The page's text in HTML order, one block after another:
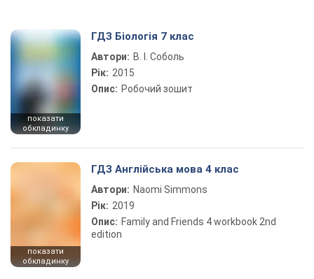
показати
обкладинку
ГДЗ Біологія 7 клас
Автори: В. І. Соболь
Рік: 2015
Опис: Робочий зошит
показати
обкладинку
ГДЗ Англійська мова 4 клас
Автори: Naomi Simmons
Рік: 2019
Опис: Family and Friends 4 workbook 2nd
edition